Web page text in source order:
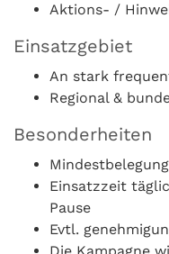
Aktions- /
Einsatzgebiet
An stark
Regional &
Besonderheiten
Einsatzzeit
Pause
Evtl.